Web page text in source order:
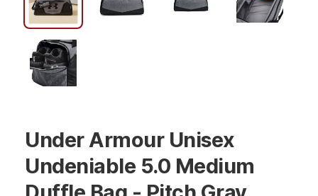
Under Armour Unisex
Undeniable 5.0 Medium